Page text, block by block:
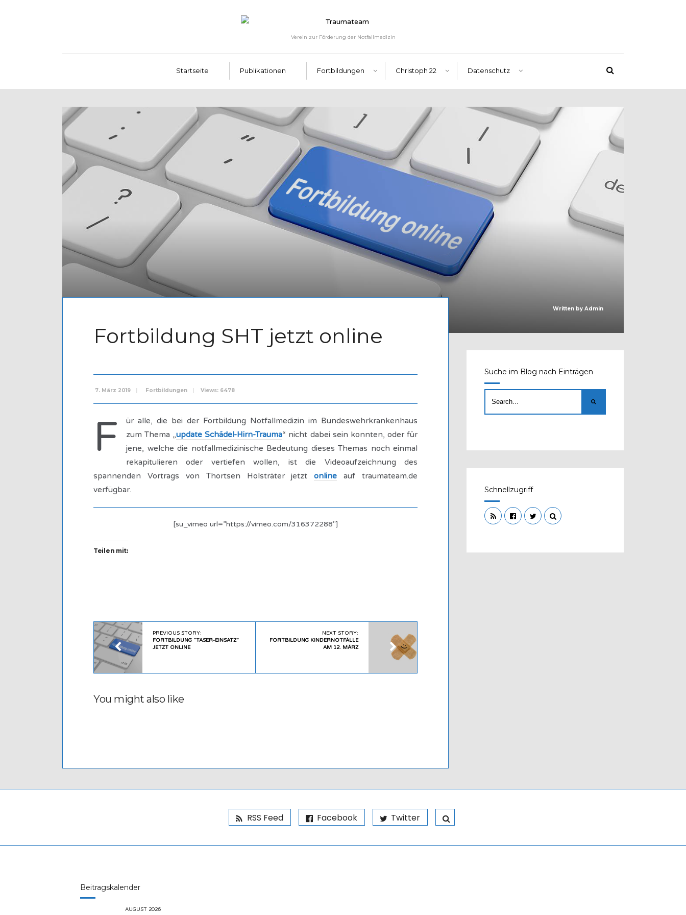
Verein zur Förderung der Notfallmedizin
Startseite Publikationen Fortbildungen Christoph 22 Datenschutz
Written by Admin
Fortbildung SHT jetzt online
7. März 2019 | Fortbildungen | Views: 6478
F
ür alle, die bei der Fortbildung Notfallmedizin im Bundeswehrkrankenhaus
zum Thema „update Schädel-Hirn-Trauma“ nicht dabei sein konnten, oder für
jene, welche die notfallmedizinische Bedeutung dieses Themas noch einmal
rekapitulieren oder vertiefen wollen, ist die Videoaufzeichnung des
spannenden Vortrags von Thortsen Holsträter jetztonline auf traumateam.de
verfügbar.
[su_vimeo url=”https://vimeo.com/316372288″]
Teilen mit:
PREVIOUS STORY:
FORTBILDUNG “TASER-EINSATZ”
JETZT ONLINE
NEXT STORY:
FORTBILDUNG KINDERNOTFÄLLE
AM 12. MÄRZ
You might also like
Suche im Blog nach Einträgen
Schnellzugriff
RSS Feed Facebook Twitter
Beitragskalender
AUGUST 2026